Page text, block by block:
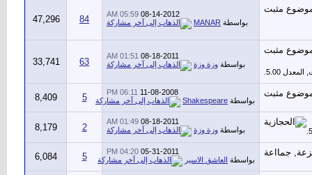
08-14-2012
05:59 AM
بواسطة MANAR
84
47,296
08-18-2011
01:51 AM
بواسطة وزة وزة 63
33,741
11-08-2008
06:11 PM
بواسطة Shakespeare
5
8,409
08-18-2011
01:49 AM
بواسطة وزة وزة 2
8,179
05-31-2011
04:20 PM
بواسطة العاشق الاسير 5
6,084